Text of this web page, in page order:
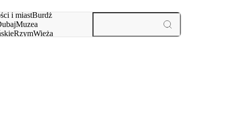
i miastBurdż
Muzea
RzymWieża